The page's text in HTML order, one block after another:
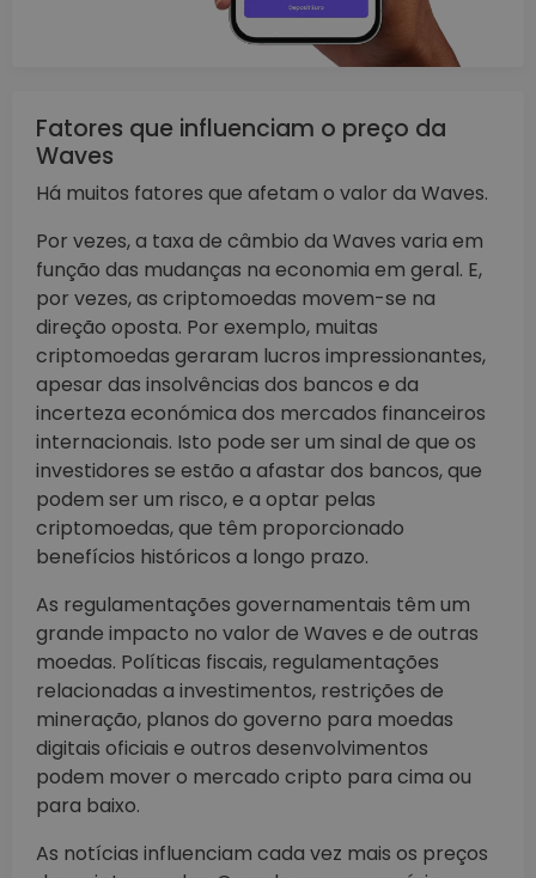
Fatores que influenciam o preço da
Waves
Há muitos fatores que afetam o valor da Waves.
Por vezes, a taxa de câmbio da Waves varia em
função das mudanças na economia em geral. E,
por vezes, as criptomoedas movem-se na
direção oposta. Por exemplo, muitas
criptomoedas geraram lucros impressionantes,
apesar das insolvências dos bancos e da
incerteza económica dos mercados financeiros
internacionais. Isto pode ser um sinal de que os
investidores se estão a afastar dos bancos, que
podem ser um risco, e a optar pelas
criptomoedas, que têm proporcionado
benefícios históricos a longo prazo.
As regulamentações governamentais têm um
grande impacto no valor de Waves e de outras
moedas. Políticas fiscais, regulamentações
relacionadas a investimentos, restrições de
mineração, planos do governo para moedas
digitais oficiais e outros desenvolvimentos
podem mover o mercado cripto para cima ou
para baixo.
As notícias influenciam cada vez mais os preços